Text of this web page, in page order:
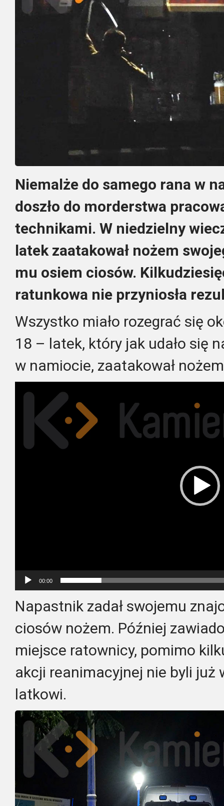
Niemalże do samego rana w
doszło do morderstwa
technikami. W niedzielny
latek zaatakował nożem
mu osiem ciosów.
ratunkowa nie przyniosła
Wszystko miało rozegrać się
18 – latek, który jak udało się
w namiocie, zaatakował
video
00:00
Napastnik zadał swojemu
ciosów nożem. Później
miejsce ratownicy, pomimo
akcji reanimacyjnej nie byli już
latkowi.